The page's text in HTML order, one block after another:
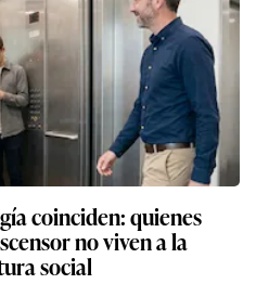
coinciden: quienes
no viven a la
social